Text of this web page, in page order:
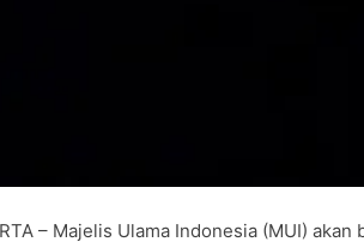
– Majelis Ulama Indonesia (MUI)